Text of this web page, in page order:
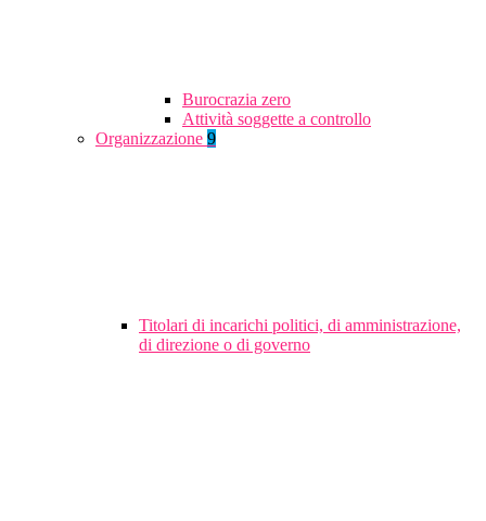
Burocrazia zero
Attività soggette a controllo
Organizzazione 9
Titolari di incarichi politici, di amministrazione,
di direzione o di governo